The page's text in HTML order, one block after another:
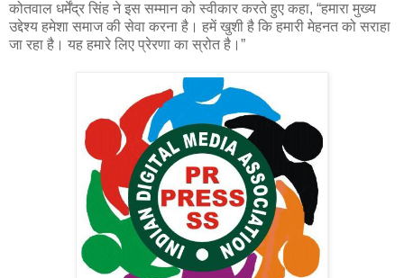
कोतवाल धर्मेंद्र सिंह ने इस सम्मान को स्वीकार करते हुए कहा, “हमारा मुख्य
उद्देश्य हमेशा समाज की सेवा करना है। हमें खुशी है कि हमारी मेहनत को सराहा
जा रहा है। यह हमारे लिए प्रेरणा का स्रोत है।”